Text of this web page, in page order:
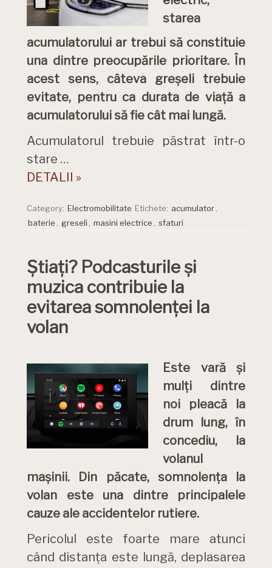
starea
acumulatorului ar trebui să constituie
una dintre preocupările prioritare. În
acest sens, câteva greșeli trebuie
evitate, pentru ca durata de viață a
acumulatorului să fie cât mai lungă.
Acumulatorul trebuie păstrat într-o
stare …
DETALII »
Category: Electromobilitate Etichete: acumulator
baterie
greseli masini electrice sfaturi
Știați? Podcasturile și
muzica contribuie la
evitarea somnolenței la
volan
Este vară și
mulți dintre
noi pleacă la
drum lung, în
concediu, la
volanul
mașinii. Din păcate, somnolența la
volan este una dintre principalele
cauze ale accidentelor rutiere.
Pericolul este foarte mare atunci
când distanța este lungă, deplasarea